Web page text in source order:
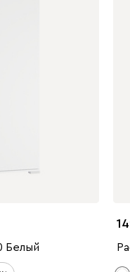
Белый